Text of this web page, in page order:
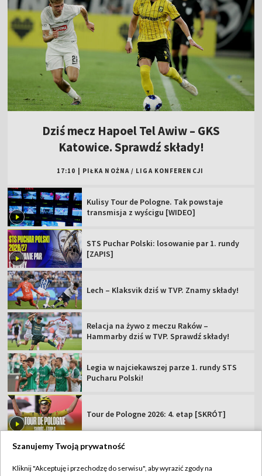
Dziś mecz Hapoel Tel Awiw – GKS
Katowice. Sprawdź składy!
17:10 PIŁKA NOŻNA / LIGA KONFERENCJI
Kulisy Tour de Pologne. Tak powstaje
transmisja z wyścigu [WIDEO]
STS Puchar Polski: losowanie par 1. rundy
[ZAPIS]
Lech – Klaksvik dziś w TVP. Znamy składy!
Relacja na żywo z meczu Raków –
Hammarby dziś w TVP. Sprawdź składy!
Legia w najciekawszej parze 1. rundy STS
Pucharu Polski!
Tour de Pologne 2026: 4. etap [SKRÓT]
Szanujemy Twoją prywatność
Kliknij "Akceptuję i przechodzę do serwisu", aby wyrazić zgody na